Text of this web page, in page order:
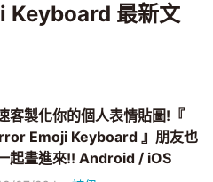
Keyboard 最新文
客製化你的個人表情貼圖!『
Emoji Keyboard 』朋友也
起畫進來!! Android / iOS